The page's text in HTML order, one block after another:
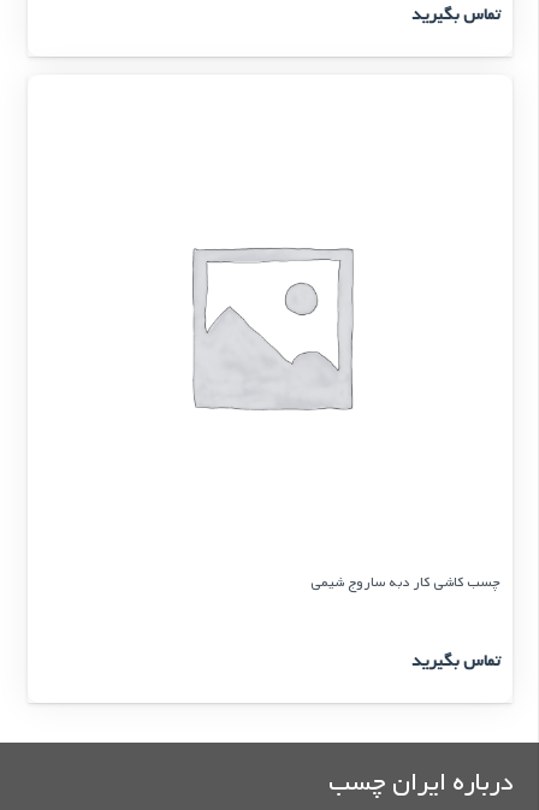
تماس بگیرید
چسب کاشی کار دبه ساروج شیمی
تماس بگیرید
درباره ایران چسب